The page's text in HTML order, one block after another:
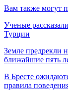
Вам также могут
Ученые
Турции
Земле предрекли
ближайшие пять
В Бресте
правила